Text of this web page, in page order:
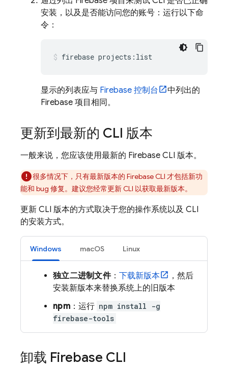
安装，以及是否能访问您的账号：运行以下命
令：
firebase projects:list
显示的列表应与 Firebase 控制台
中列出的
Firebase 项目相同。
更新到最新的 CLI 版本
一般来说，您应该使用最新的 Firebase CLI 版本。
很多情况下，只有最新版本的 FirebaseCLI 才包括新功
能和 bug 修复。建议您经常更新 CLI 以获取最新版本。
更新 CLI 版本的方式取决于您的操作系统以及 CLI
的安装方式。
Windows macOS Linux
独立二进制文件： 下载新版本
，然后
安装新版本来替换系统上的旧版本
npm：运行 npm install -g
firebase-tools
卸载 Firebase CLI